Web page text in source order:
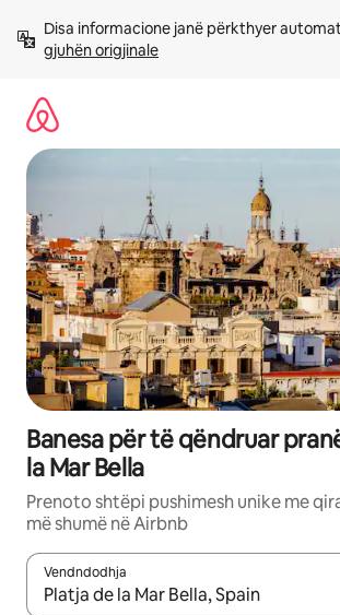
përmbajtja
Disa informacione janë përkthyer
gjuhën origjinale
Banesa për të qëndruar
la Mar Bella
Prenoto shtëpi pushimesh unike me
më shumë në Airbnb
Vendndodhja
Kur rezultatet të jenë të disponueshme,